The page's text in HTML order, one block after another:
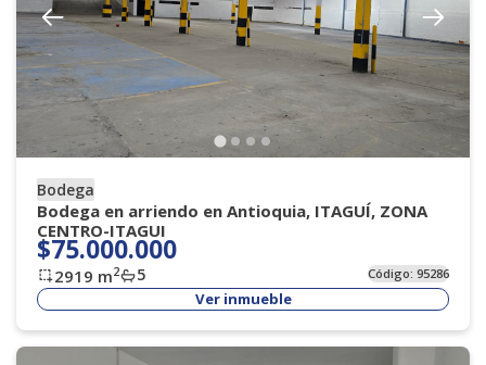
Bodega
Bodega en arriendo en Antioquia, ITAGUÍ, ZONA
CENTRO-ITAGUI
$75.000.000
2919 m2 5 Código:95286
Ver inmueble